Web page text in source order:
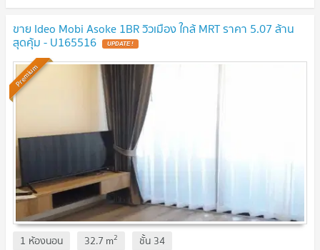
ขาย Ideo Mobi Asoke 1BR วิวเมือง ใกล้ MRT ราคา 5.07 ล้าน
สุดคุ้ม - U165516 UPDATE !
Premium
1 ห้องนอน 32.7 m2 ชั้น 34